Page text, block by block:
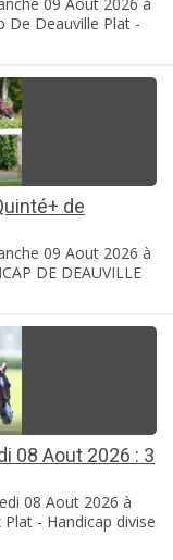
De Deauville Plat -
de
09 Aout 2026 à
DE DEAUVILLE
08 Aout 2026 : 3
08 Aout 2026 à
Plat - Handicap divise